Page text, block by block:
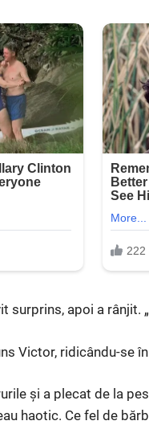
surprins, apoi a rânjit.
Victor, ridicându-se
și a plecat de la
haotic. Ce fel de